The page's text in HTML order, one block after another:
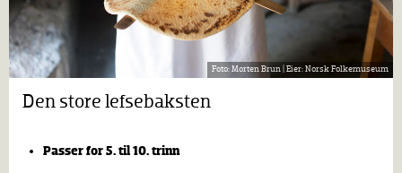
Morten Brun | Norsk Folkemuseum
Den store lefsebaksten
Passer for 5. til 10. trinn